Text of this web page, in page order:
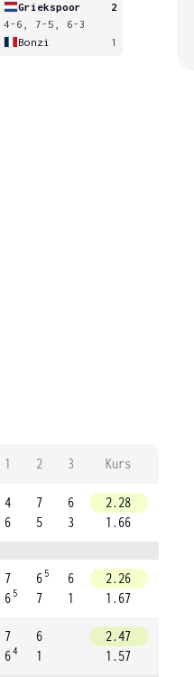
Griekspoor
2
4-6, 7-5, 6-3
Bonzi
1
1 2 3 Kurs
4
6
7
5
6
3
2.28
1.66
7
6 5
6 5
7
6
1
2.26
1.67
7
64
6
1
2.47
1.57